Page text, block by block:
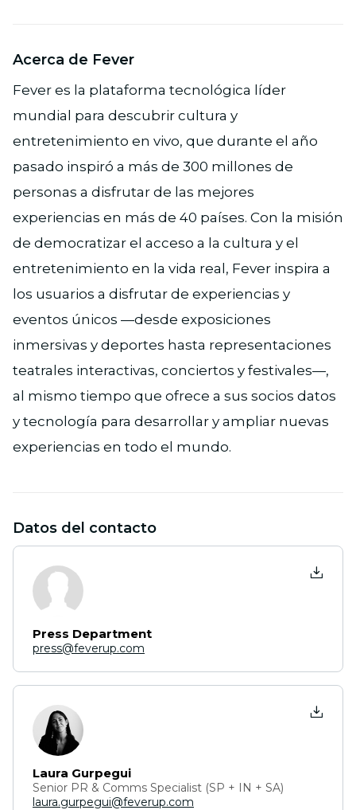
Acerca de Fever
Fever es la plataforma tecnológica líder
mundial para descubrir cultura y
entretenimiento en vivo, que durante el año
pasado inspiró a más de 300 millones de
personas a disfrutar de las mejores
experiencias en más de 40 países. Con la misión
de democratizar el acceso a la cultura y el
entretenimiento en la vida real, Fever inspira a
los usuarios a disfrutar de experiencias y
eventos únicos —desde exposiciones
inmersivas y deportes hasta representaciones
teatrales interactivas, conciertos y festivales—,
al mismo tiempo que ofrece a sus socios datos
y tecnología para desarrollar y ampliar nuevas
experiencias en todo el mundo.
Datos del contacto
Press Department
press@feverup.com
Laura Gurpegui
Senior PR & Comms Specialist (SP + IN + SA)
laura.gurpegui@feverup.com